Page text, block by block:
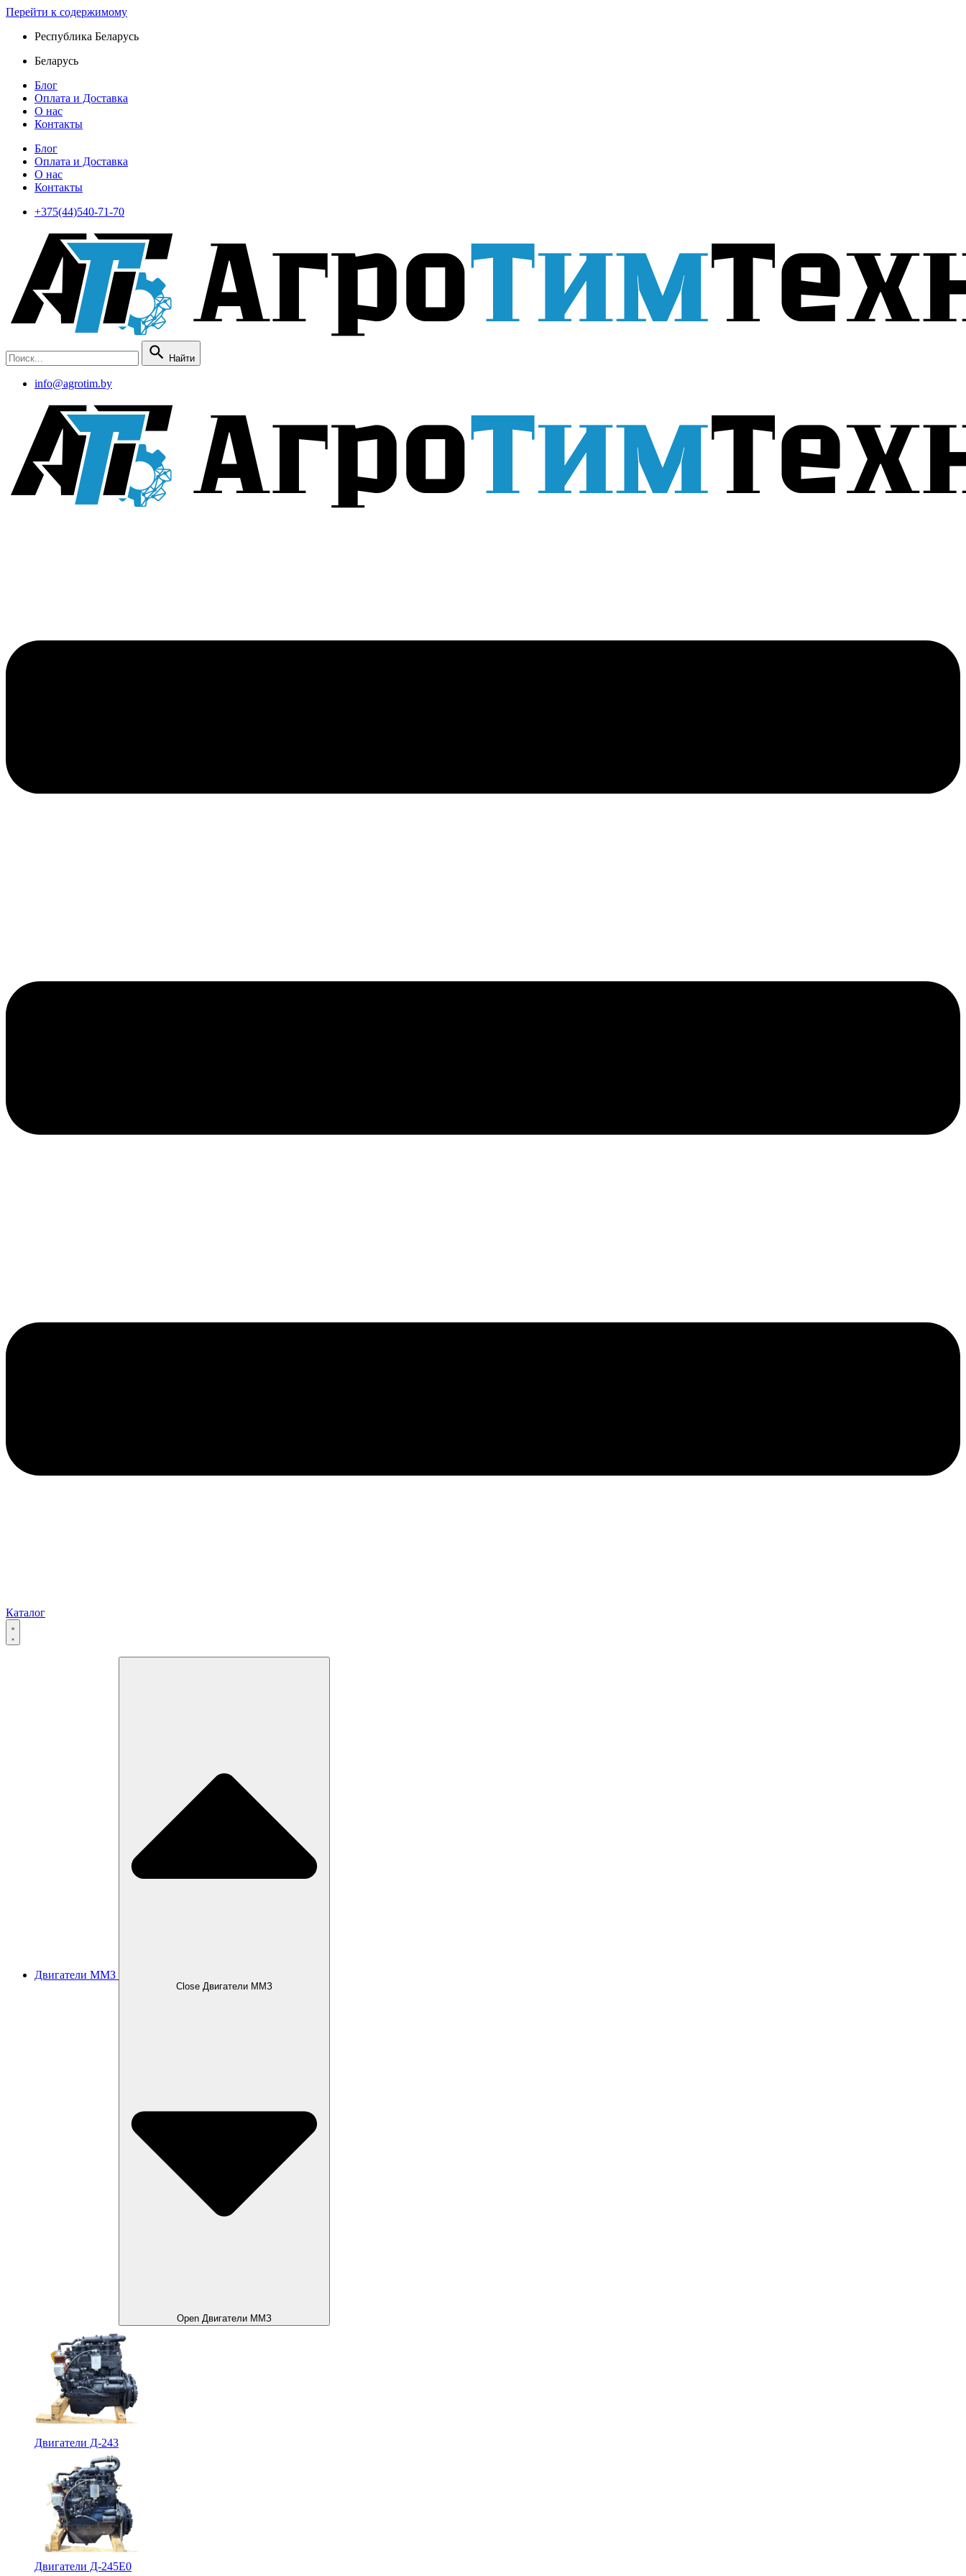
Перейти к содержимому
Республика Беларусь
Беларусь
Блог
Оплата и Доставка
О нас
Контакты
Блог
Оплата и Доставка
О нас
Контакты
+375(44)540-71-70
Найти
info@agrotim.by
Каталог
Двигатели ММЗ
Close Двигатели ММЗ
Open Двигатели ММЗ
Двигатели Д-243
Двигатели Д-245Е0